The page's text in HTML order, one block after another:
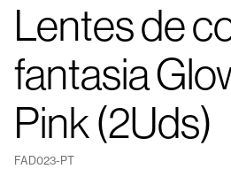
Lentes de
fantasia
Pink (2Uds)
FAD023-PT